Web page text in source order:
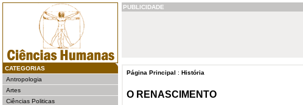
CATEGORIAS
Antropologia
Artes
Ciências Politicas
PUBLICIDADE
Página Principal : História
O RENASCIMENTO